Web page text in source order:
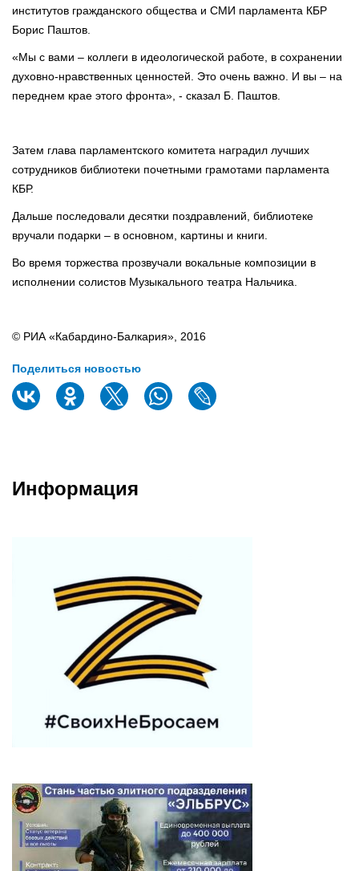
институтов гражданского общества и СМИ парламента КБР
Борис Паштов.
«Мы с вами – коллеги в идеологической работе, в сохранении
духовно-нравственных ценностей. Это очень важно. И вы – на
переднем крае этого фронта», - сказал Б. Паштов.
Затем глава парламентского комитета наградил лучших
сотрудников библиотеки почетными грамотами парламента
КБР.
Дальше последовали десятки поздравлений, библиотеке
вручали подарки – в основном, картины и книги.
Во время торжества прозвучали вокальные композиции в
исполнении солистов Музыкального театра Нальчика.
© РИА «Кабардино-Балкария», 2016
Поделиться новостью
Информация